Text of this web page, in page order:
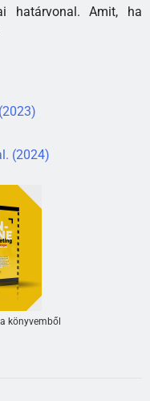
határvonal. Amit, ha
(2024)
könyvemből